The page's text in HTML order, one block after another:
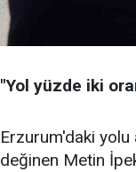
"Yol yüzde iki
Erzurum'daki
değinen Metin